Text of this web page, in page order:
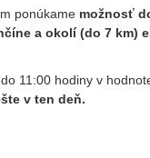
ponúkame možnosť
a okolí(do 7 km)
11:00 hodiny v
v ten deň.